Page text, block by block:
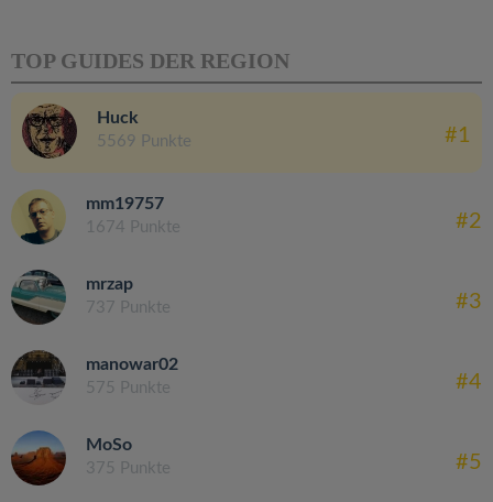
TOP GUIDES DER REGION
Huck
5569 Punkte #1
mm19757
1674 Punkte #2
mrzap
737 Punkte #3
manowar02
575 Punkte #4
MoSo
375 Punkte #5